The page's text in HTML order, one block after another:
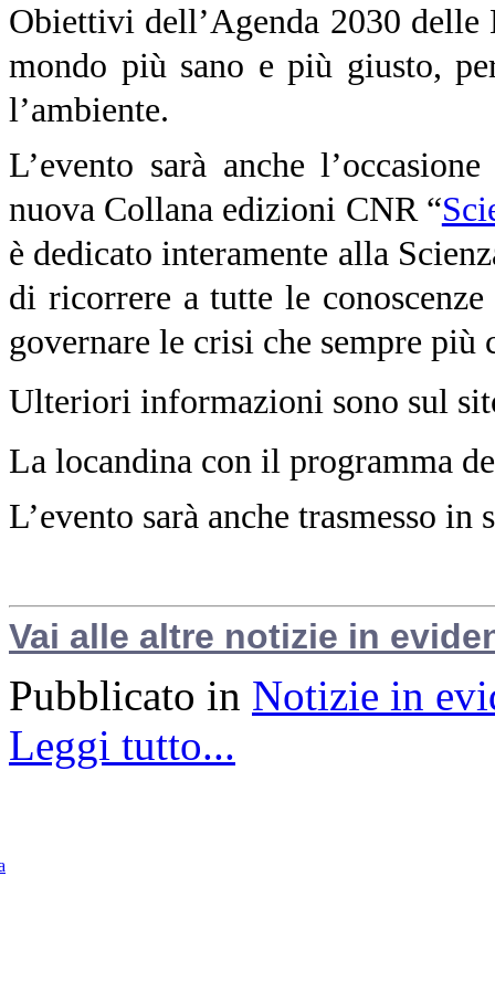
Obiettivi dell’Agenda 2030
mondo più sano e più giusto,
l’ambiente.
L’evento sarà anche
nuova Collana edizioni CNR “
è dedicato interamente alla
di ricorrere a tutte le
governare le crisi che sempre
Ulteriori informazioni sono sul
La locandina con il programma
L’evento sarà anche trasmesso in
Vai alle altre notizie in
Pubblicato in Notizie in
Leggi tutto...